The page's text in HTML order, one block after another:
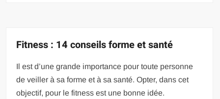
Fitness : 14 conseils forme et santé
Il est d’une grande importance pour toute personne
de veiller à sa forme et à sa santé. Opter, dans cet
objectif, pour le fitness est une bonne idée.